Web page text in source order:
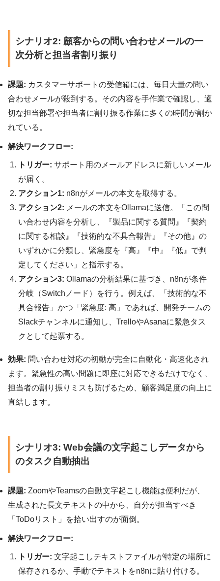
シナリオ2: 顧客からの問い合わせメールの一
次分析と担当者割り振り
課題: カスタマーサポートの受信箱には、毎日大量の問い
合わせメールが殺到する。その内容を手作業で確認し、適
切な担当部署や担当者に割り振る作業に多くの時間が割か
れている。
解決ワークフロー:
トリガー: サポート用のメールアドレスに新しいメール
が届く。
アクション1: n8nがメールの本文を取得する。
アクション2: メールの本文をOllamaに送信。「この問
い合わせ内容を分析し、『製品に関する質問』『契約
に関する相談』『技術的な不具合報告』『その他』の
いずれかに分類し、緊急度を『高』『中』『低』で判
定してください」と指示する。
アクション3: Ollamaの分析結果に基づき、n8nが条件
分岐（Switchノード）を行う。例えば、「技術的な不
具合報告」かつ「緊急度: 高」であれば、開発チームの
Slackチャンネルに通知し、TrelloやAsanaに緊急タス
クとして起票する。
効果: 問い合わせ対応の初動が完全に自動化・高速化され
ます。緊急性の高い問題に即座に対応できるだけでなく、
担当者の割り振りミスも防げるため、顧客満足度の向上に
直結します。
シナリオ3: Web会議の文字起こしデータから
のタスク自動抽出
課題: ZoomやTeamsの自動文字起こし機能は便利だが、
生成された長文テキストの中から、自分が担当すべき
「ToDoリスト」を拾い出すのが面倒。
解決ワークフロー:
トリガー: 文字起こしテキストファイルが特定の場所に
保存されるか、手動でテキストをn8nに貼り付ける。